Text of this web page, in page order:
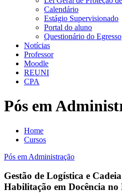
Calendário
Estágio Supervisionado
Portal do aluno
Questionário do Egresso
Notícias
Professor
Moodle
REUNI
CPA
Pós em
Home
Cursos
Pós em Administração
Gestão de Logística e
Habilitação em Docência